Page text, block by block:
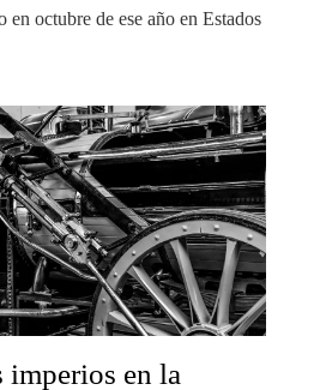
octubre de ese año en Estados
imperios en la